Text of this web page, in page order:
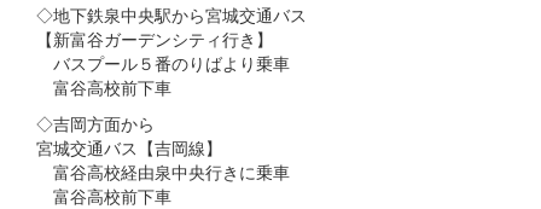
◇地下鉄泉中央駅から宮城交通バス
【新富谷ガーデンシティ行き】
バスプール５番のりばより乗車
富谷高校前下車
◇吉岡方面から
宮城交通バス【吉岡線】
富谷高校経由泉中央行きに乗車
富谷高校前下車